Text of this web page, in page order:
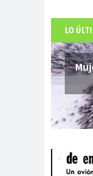
LO